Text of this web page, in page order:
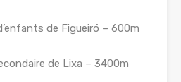
de Figueiró – 600m
de Lixa – 3400m